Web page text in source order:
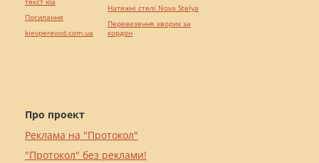
Про проект
Реклама на "Протокол"
"Протокол" без реклами!
Посилання
kievperevod.com.ua
Натяжні стелі Nova Stelya
Перевезення хворих за
кордон